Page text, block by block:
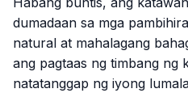
dumadaan sa mga
natural at mahalagang
ang pagtaas ng timbang ng
natatanggap ng iyong